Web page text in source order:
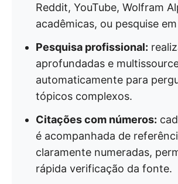
Reddit, YouTube, Wolfram
acadêmicas, ou pesquise
Pesquisa profissional:
aprofundadas e
automaticamente para
tópicos complexos.
Citações com números:
é acompanhada de
claramente numeradas,
rápida verificação da fonte.